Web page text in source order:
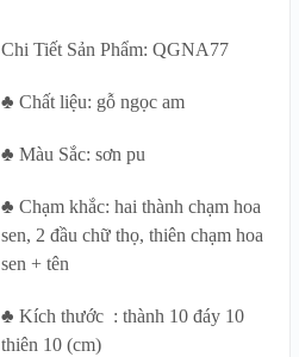
Chi Tiết Sản Phẩm: QGNA77
♣ Chất liệu: gỗ ngọc am
♣ Màu Sắc: sơn pu
♣ Chạm khắc: hai thành chạm hoa
sen, 2 đầu chữ thọ, thiên chạm hoa
sen + tên
♣ Kích thước : thành 10 đáy 10
thiên 10 (cm)